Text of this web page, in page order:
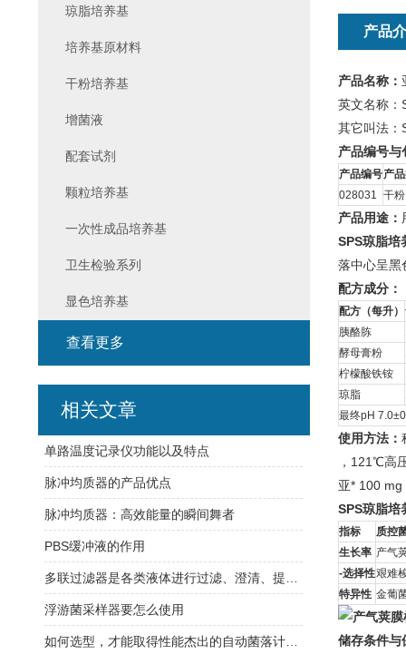
产品
产品名称：
英文名称：
其它叫法：
产品编号与
产品编号产
028031 干粉
产品用途：
SPS琼脂培
落中心呈黑
配方成分：
配方（每升）
胰酪胨
酵母膏粉
柠檬酸铁铵
琼脂
最终pH
使用方法：
，121℃高
亚* 100
SPS琼脂培
指标
质控
生长率 产气
-选择性艰难
特异性 金葡
储存条件与
琼脂培养基
培养基原材料
干粉培养基
增菌液
配套试剂
颗粒培养基
一次性成品培养基
卫生检验系列
显色培养基
查看更多
相关文章
单路温度记录仪功能以及特点
脉冲均质器的产品优点
脉冲均质器：高效能量的瞬间舞者
PBS缓冲液的作用
浮游菌采样器要怎么使用